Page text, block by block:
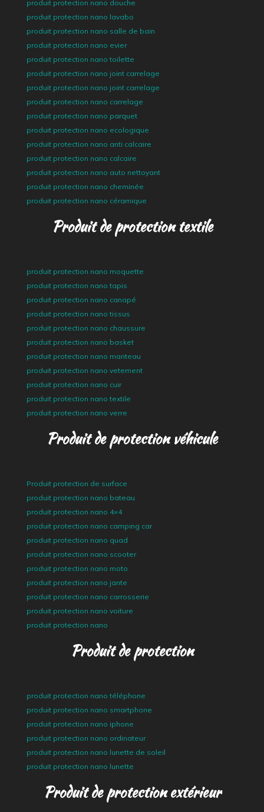
produit protection nano douche
produit protection nano lavabo
produit protection nano salle de bain
produit protection nano evier
produit protection nano toilette
produit protection nano joint carrelage
produit protection nano joint carrelage
produit protection nano carrelage
produit protection nano parquet
produit protection nano ecologique
produit protection nano anti calcaire
produit protection nano calcaire
produit protection nano auto nettoyant
produit protection nano cheminée
produit protection nano céramique
Produit de protection textile
produit protection nano moquette
produit protection nano tapis
produit protection nano canapé
produit protection nano tissus
produit protection nano chaussure
produit protection nano basket
produit protection nano manteau
produit protection nano vetement
produit protection nano cuir
produit protection nano textile
produit protection nano verre
Produit de protection véhicule
Produit protection de surface
produit protection nano bateau
produit protection nano 4×4
produit protection nano camping car
produit protection nano quad
produit protection nano scooter
produit protection nano moto
produit protection nano jante
produit protection nano carrosserie
produit protection nano voiture
produit protection nano
Produit de protection
produit protection nano téléphone
produit protection nano smartphone
produit protection nano iphone
produit protection nano ordinateur
produit protection nano lunette de soleil
produit protection nano lunette
Produit de protection extérieur